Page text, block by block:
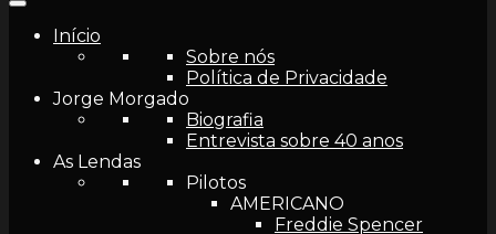
Início
Sobre nós
Política de Privacidade
Jorge Morgado
Biografia
Entrevista sobre 40 anos
As Lendas
Pilotos
AMERICANO
Freddie Spencer